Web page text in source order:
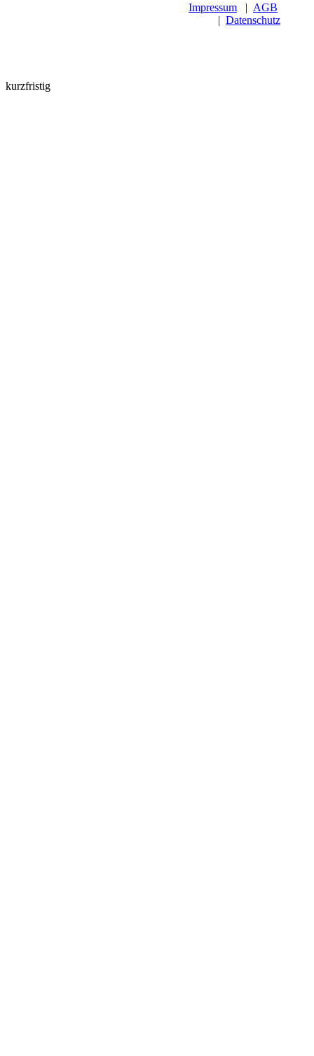
Impressum | AGB
| Datenschutz
kurzfristig